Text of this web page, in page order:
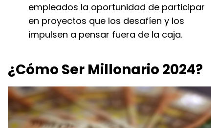
empleados la oportunidad de participar
en proyectos que los desafíen y los
impulsen a pensar fuera de la caja.
¿Cómo Ser Millonario 2024?